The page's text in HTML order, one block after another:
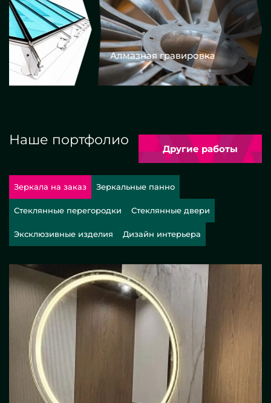
Алмазная гравировка
Наше портфолио
Другие работы
Зеркала на заказ Зеркальные панно
Стеклянные перегородки Стеклянные двери
Эксклюзивные изделия Дизайн интерьера